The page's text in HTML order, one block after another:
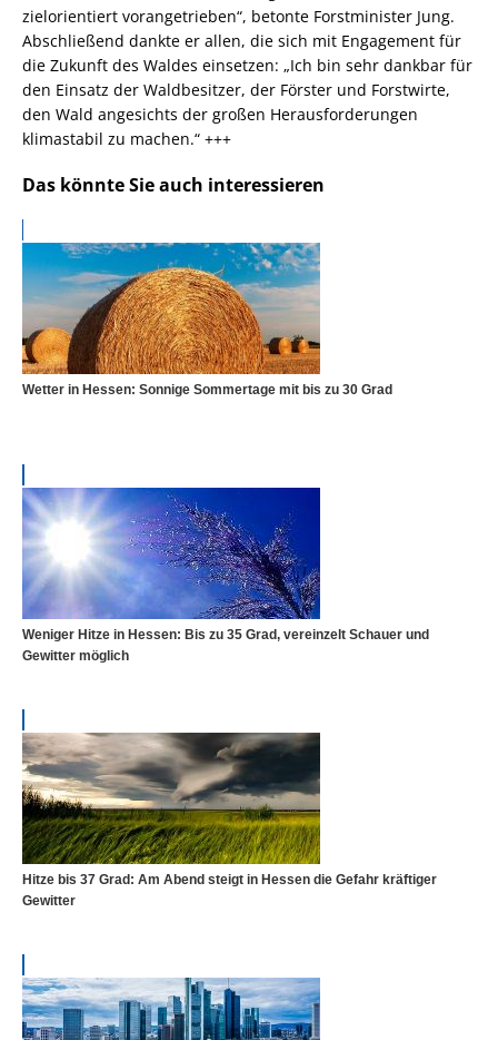
zielorientiert vorangetrieben“, betonte Forstminister Jung.
Abschließend dankte er allen, die sich mit Engagement für
die Zukunft des Waldes einsetzen: „Ich bin sehr dankbar für
den Einsatz der Waldbesitzer, der Förster und Forstwirte,
den Wald angesichts der großen Herausforderungen
klimastabil zu machen.“ +++
Das könnte Sie auch interessieren
Wetter in Hessen: Sonnige Sommertage mit bis zu 30 Grad
Weniger Hitze in Hessen: Bis zu 35 Grad, vereinzelt Schauer und
Gewitter möglich
Hitze bis 37 Grad: Am Abend steigt in Hessen die Gefahr kräftiger
Gewitter